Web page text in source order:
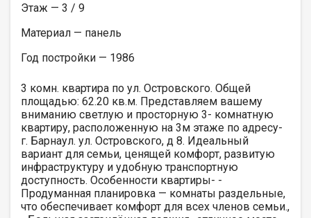
Этаж — 3 / 9
Материал — панель
Год постройки — 1986
3 комн. квартира по ул. Островского. Общей
площадью: 62.20 кв.м. Представляем вашему
вниманию светлую и просторную 3- комнатную
квартиру, расположенную на 3м этаже по адресу-
г. Барнаул. ул. Островского, д 8. Идеальный
вариант для семьи, ценящей комфорт, развитую
инфраструктуру и удобную транспортную
доступность. Особенности квартиры- -
Продуманная планировка — комнаты раздельные,
что обеспечивает комфорт для всех членов семьи.,